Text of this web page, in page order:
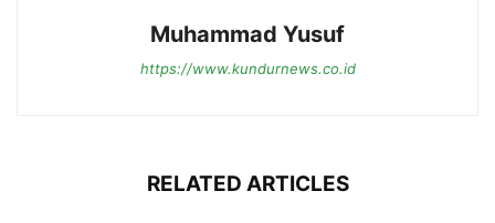
Muhammad Yusuf
https://www.kundurnews.co.id
RELATED ARTICLES